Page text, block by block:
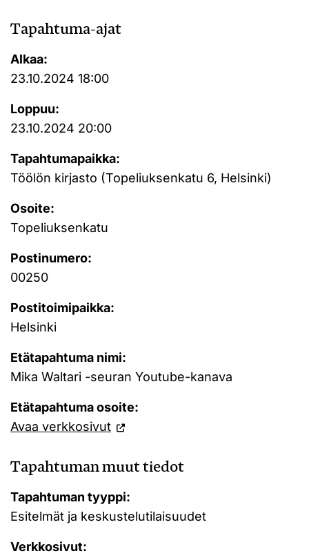
Tapahtuma-ajat
Alkaa:
23.10.2024 18:00
Loppuu:
23.10.2024 20:00
Tapahtumapaikka:
Töölön kirjasto (Topeliuksenkatu 6, Helsinki)
Osoite:
Topeliuksenkatu
Postinumero:
00250
Postitoimipaikka:
Helsinki
Etätapahtuma nimi:
Mika Waltari -seuran Youtube-kanava
Etätapahtuma osoite:
Avaa verkkosivut
Tapahtuman muut tiedot
Tapahtuman tyyppi:
Esitelmät ja keskustelutilaisuudet
Verkkosivut: